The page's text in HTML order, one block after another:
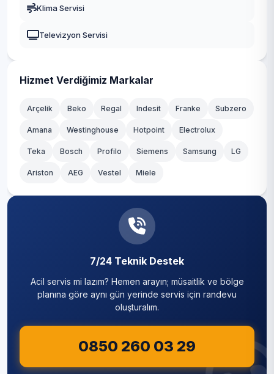
Klima Servisi
Televizyon Servisi
Hizmet Verdiğimiz Markalar
Arçelik Beko Regal Indesit Franke Subzero
Amana Westinghouse Hotpoint Electrolux
Teka Bosch Profilo Siemens Samsung LG
Ariston AEG Vestel Miele
7/24 Teknik Destek
Acil servis mi lazım? Hemen arayın; müsaitlik ve bölge
planına göre aynı gün yerinde servis için randevu
oluşturalım.
0850 260 03 29